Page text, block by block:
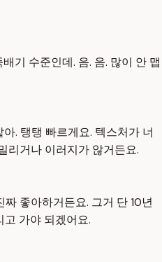
기 수준인데. 음. 음. 많이 안 맵
. 탱탱 빠르게요. 텍스처가 너
리거나 이러지가 않거든요.
좋아하거든요. 그거 단 10년
고 가야 되겠어요.